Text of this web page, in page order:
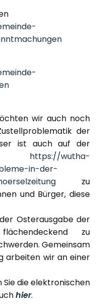
wir auch noch
der
ist auch auf der
https://wutha-
in-der-
zu
und Bürger, diese
Osterausgabe der
zu
Gemeinsam
arbeiten wir an einer
die elektronischen
hier.